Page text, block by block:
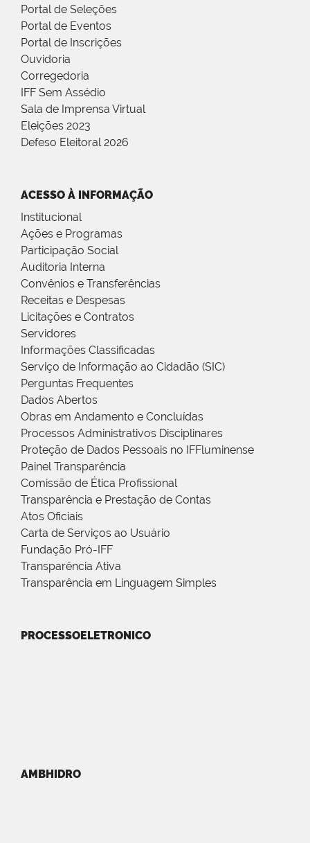
Portal de Seleções
Portal de Eventos
Portal de Inscrições
Ouvidoria
Corregedoria
IFF Sem Assédio
Sala de Imprensa Virtual
Eleições 2023
Defeso Eleitoral 2026
ACESSO À INFORMAÇÃO
Institucional
Ações e Programas
Participação Social
Auditoria Interna
Convênios e Transferências
Receitas e Despesas
Licitações e Contratos
Servidores
Informações Classificadas
Serviço de Informação ao Cidadão (SIC)
Perguntas Frequentes
Dados Abertos
Obras em Andamento e Concluídas
Processos Administrativos Disciplinares
Proteção de Dados Pessoais no IFFluminense
Painel Transparência
Comissão de Ética Profissional
Transparência e Prestação de Contas
Atos Oficiais
Carta de Serviços ao Usuário
Fundação Pró-IFF
Transparência Ativa
Transparência em Linguagem Simples
PROCESSOELETRONICO
AMBHIDRO